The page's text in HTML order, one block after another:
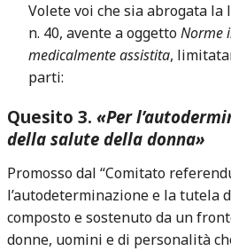
Volete voi che sia abrogata la
n. 40, avente a oggettoNorme
medicalmente assistita,
parti:
Quesito 3. «Per
della salute della donna»
Promosso dal “Comitato
l’autodeterminazione e la tutela
composto e sostenuto da un
donne, uomini e di personalità